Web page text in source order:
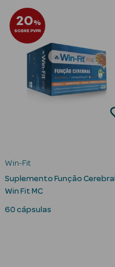
Cuidados de
Mãos
Coffrets
Solares
Protetores
20%
SOBRE PVPR
Win-Fit
Suplemento Função Cerebral
Win Fit MC
60 cápsulas